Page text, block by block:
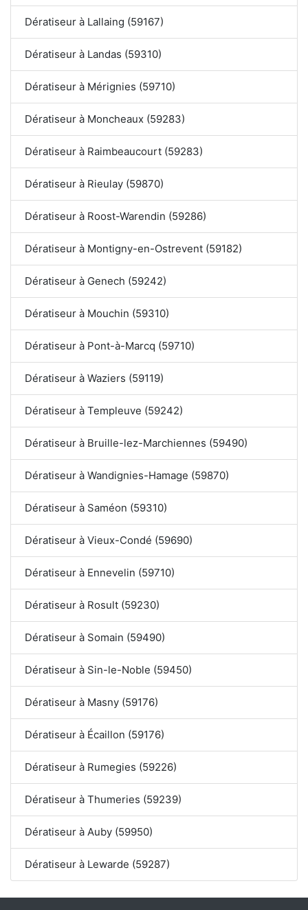
Dératiseur à Lallaing (59167)
Dératiseur à Landas (59310)
Dératiseur à Mérignies (59710)
Dératiseur à Moncheaux (59283)
Dératiseur à Raimbeaucourt (59283)
Dératiseur à Rieulay (59870)
Dératiseur à Roost-Warendin (59286)
Dératiseur à Montigny-en-Ostrevent (59182)
Dératiseur à Genech (59242)
Dératiseur à Mouchin (59310)
Dératiseur à Pont-à-Marcq (59710)
Dératiseur à Waziers (59119)
Dératiseur à Templeuve (59242)
Dératiseur à Bruille-lez-Marchiennes (59490)
Dératiseur à Wandignies-Hamage (59870)
Dératiseur à Saméon (59310)
Dératiseur à Vieux-Condé (59690)
Dératiseur à Ennevelin (59710)
Dératiseur à Rosult (59230)
Dératiseur à Somain (59490)
Dératiseur à Sin-le-Noble (59450)
Dératiseur à Masny (59176)
Dératiseur à Écaillon (59176)
Dératiseur à Rumegies (59226)
Dératiseur à Thumeries (59239)
Dératiseur à Auby (59950)
Dératiseur à Lewarde (59287)